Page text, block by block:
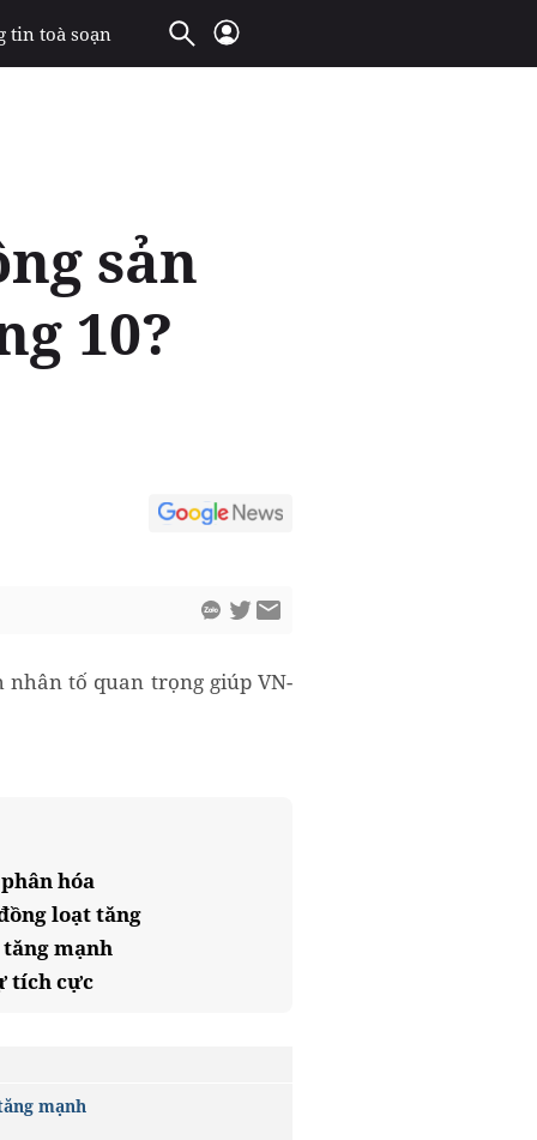
tin toà soạn
sản
10?
nhân tố quan trọng giúp VN-
hóa
loạt tăng
mạnh
tích cực
mạnh